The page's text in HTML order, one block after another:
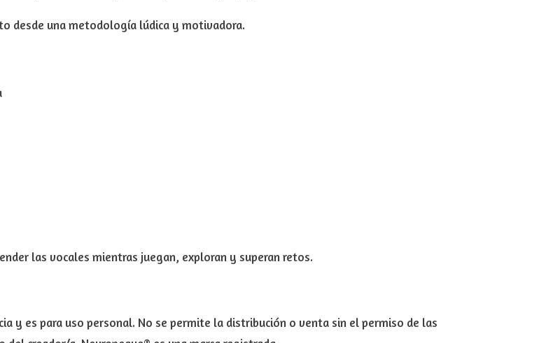
desde una metodología lúdica y motivadora.
las vocales mientras juegan, exploran y superan retos.
y es para uso personal. No se permite la distribución o venta sin el permiso de las